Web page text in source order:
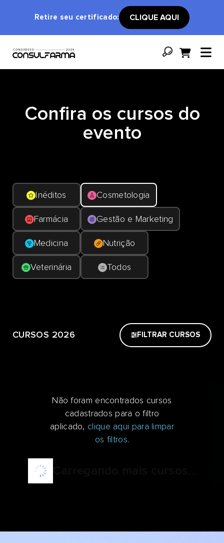
Retire seu certificado: CLIQUE AQUI
Confira os cursos do
evento
Inéditos Cosmetologia
Farmácia Gestão e Marketing
Medicina Nutrição
Veterinária Todos
CURSOS 2026 FILTRAR CURSOS
Não foram encontrados cursos
cadastrados para o filtro
aplicado, clique aqui para limpar
os filtros.